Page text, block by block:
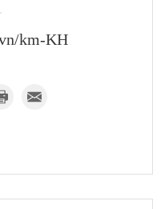
km-KH